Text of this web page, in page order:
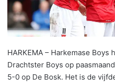
HARKEMA – Harkemase Boys
Drachtster Boys op
5-0 op De Bosk. Het is de